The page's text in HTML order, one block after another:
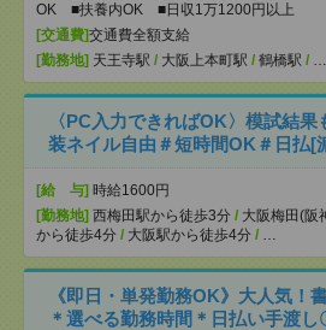
OK ■扶養内OK ■日収1万1200円以上
[交通費]交通費全額支給
[勤務地] 天王寺駅 / 大阪上本町駅 / 鶴橋駅 / …
〈PC入力できればOK〉模試結
装ネイル自由＃短時間OK＃日払[
[給 与] 時給1600円
[勤務地] 西梅田駅から徒歩3分 / 大阪梅田(阪
から徒歩4分 / 大阪駅から徒歩4分 / …
《即日・単発勤務OK》大人気！
＊選べる勤務時間＊日払い手渡し